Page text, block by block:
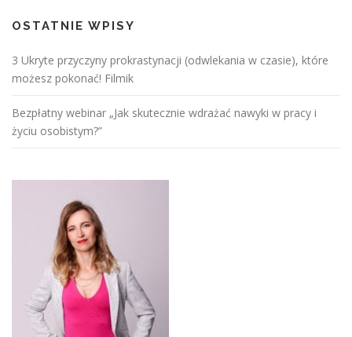
OSTATNIE WPISY
3 Ukryte przyczyny prokrastynacji (odwlekania w czasie), które
możesz pokonać! Filmik
Bezpłatny webinar „Jak skutecznie wdrażać nawyki w pracy i
życiu osobistym?”